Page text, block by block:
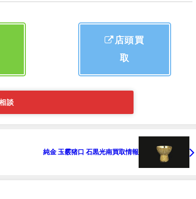
店頭買
取
談
純金 玉霰猪口 石黒光南買取情報